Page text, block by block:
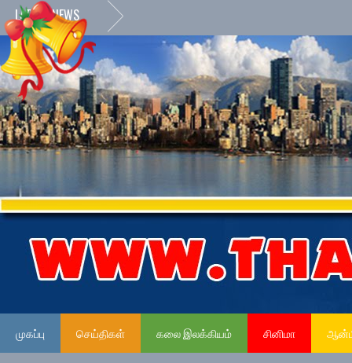
LATEST NEWS
முகப்பு செய்திகள் கலை இலக்கியம் சினிமா